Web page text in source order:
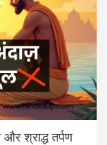
और श्राद्ध तर्पण